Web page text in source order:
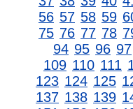
56 57 58 59
75 76 77 78
94 95 96 97
109 110 111
123 124 125
137 138 139